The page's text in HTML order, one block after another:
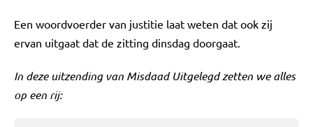
Een woordvoerder van justitie laat weten dat ook zij
ervan uitgaat dat de zitting dinsdag doorgaat.
In deze uitzending van Misdaad Uitgelegd zetten we alles
op een rij: